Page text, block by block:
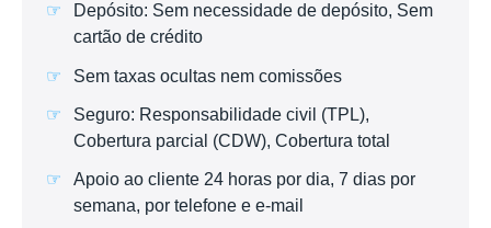
Depósito: Sem necessidade de depósito, Sem
cartão de crédito
Sem taxas ocultas nem comissões
Seguro: Responsabilidade civil (TPL),
Cobertura parcial (CDW), Cobertura total
Apoio ao cliente 24 horas por dia, 7 dias por
semana, por telefone e e-mail